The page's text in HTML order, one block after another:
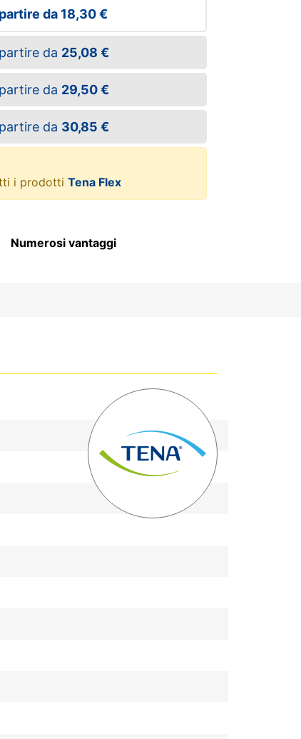
da 18,30 €
da 25,08 €
da 29,50 €
da 30,85 €
i prodotti Tena Flex
Numerosi vantaggi